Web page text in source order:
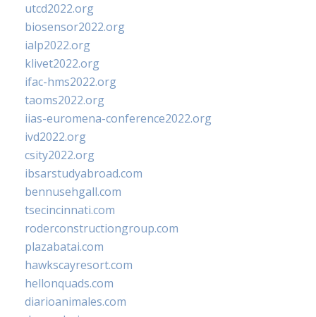
utcd2022.org
biosensor2022.org
ialp2022.org
klivet2022.org
ifac-hms2022.org
taoms2022.org
iias-euromena-conference2022.org
ivd2022.org
csity2022.org
ibsarstudyabroad.com
bennusehgall.com
tsecincinnati.com
roderconstructiongroup.com
plazabatai.com
hawkscayresort.com
hellonquads.com
diarioanimales.com